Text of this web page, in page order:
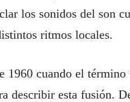
los sonidos del son
ritmos locales.
1960 cuando el término
describir esta fusión.